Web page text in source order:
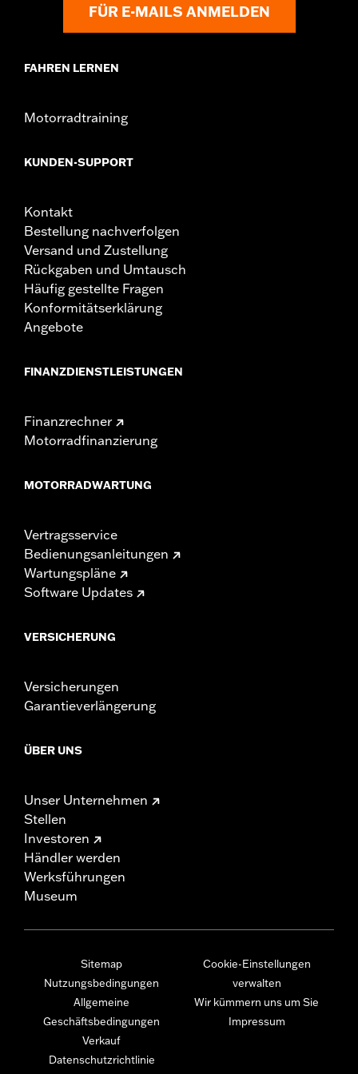
FÜR E-MAILS ANMELDEN
FAHREN LERNEN
Motorradtraining
KUNDEN-SUPPORT
Kontakt
Bestellung nachverfolgen
Versand und Zustellung
Rückgaben und Umtausch
Häufig gestellte Fragen
Konformitätserklärung
Angebote
FINANZDIENSTLEISTUNGEN
Finanzrechner
Motorradfinanzierung
MOTORRADWARTUNG
Vertragsservice
Bedienungsanleitungen
Wartungspläne
Software Updates
VERSICHERUNG
Versicherungen
Garantieverlängerung
ÜBER UNS
Unser Unternehmen
Stellen
Investoren
Händler werden
Werksführungen
Museum
Sitemap
Nutzungsbedingungen
Allgemeine
Geschäftsbedingungen
Verkauf
Datenschutzrichtlinie
Cookie-Einstellungen
verwalten
Wir kümmern uns um Sie
Impressum